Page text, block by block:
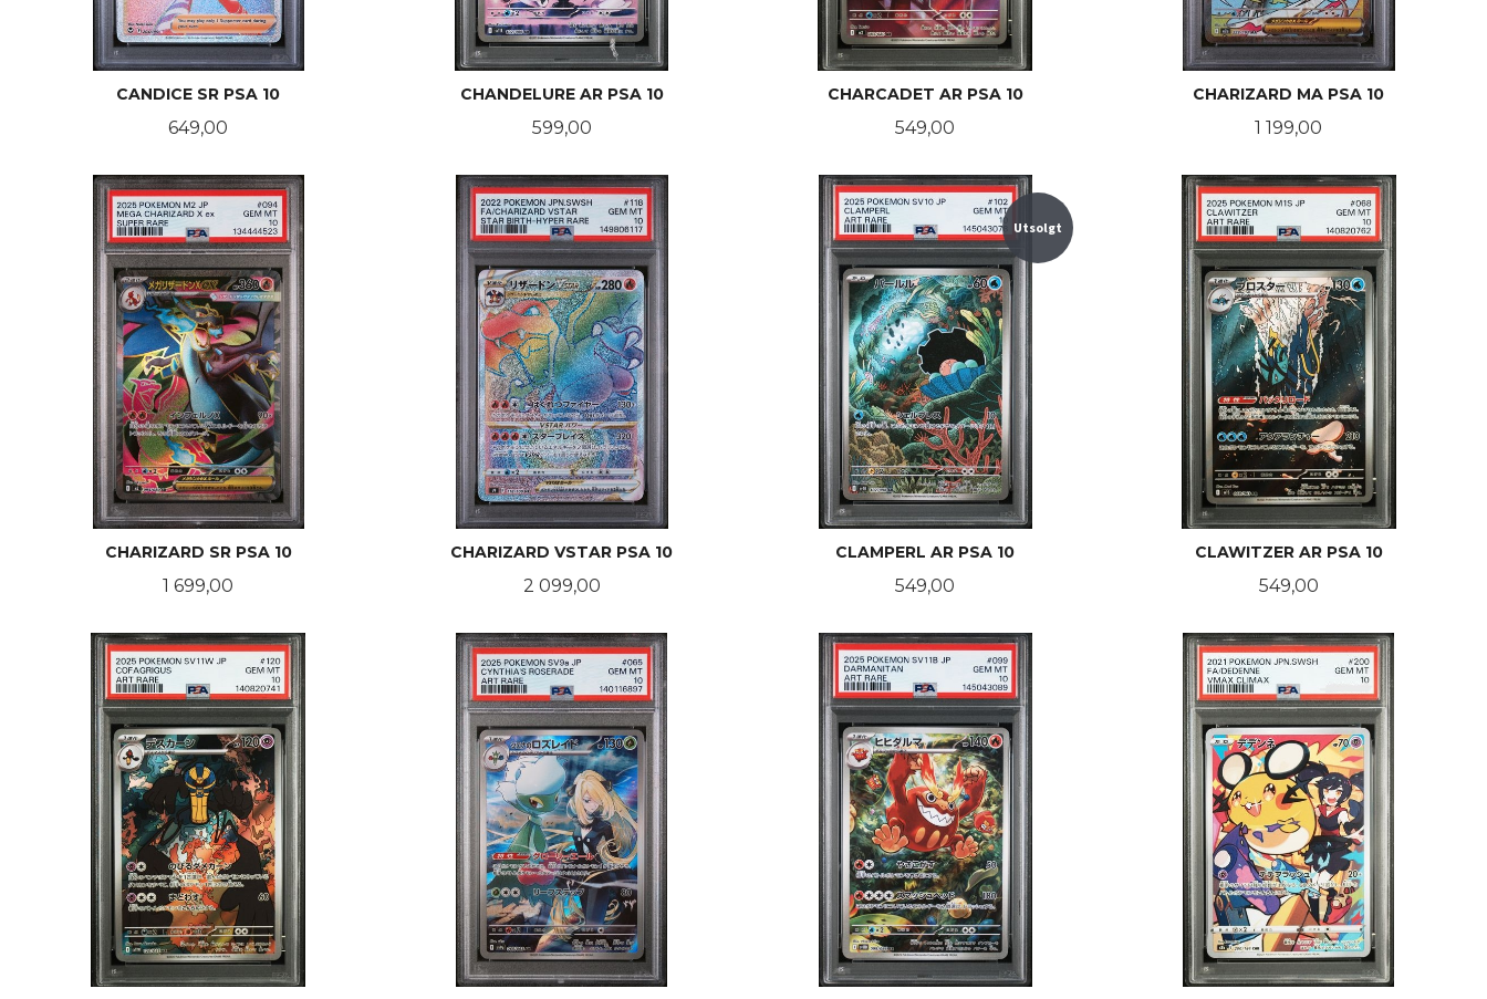
CANDICE SR PSA 10
Pris
649,00
KJØP
CHANDELURE AR PSA 10
Pris
599,00
KJØP
CHARCADET AR PSA 10
Pris
549,00
KJØP
CHARIZARD MA PSA 10
Pris
1 199,00
LES MER
CHARIZARD SR PSA 10
Pris
1 699,00
KJØP
CHARIZARD VSTAR PSA 10
Pris
2 099,00
KJØP
CLAMPERL AR PSA 10
Utsolgt
Pris
549,00
LES MER
CLAWITZER AR PSA 10
Pris
549,00
KJØP